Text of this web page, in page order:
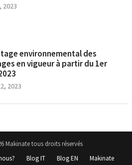
2023
environnemental des
en vigueur à partir du 1er
2023
Makinate tous droits réservés
Blog IT Blog EN Makinate